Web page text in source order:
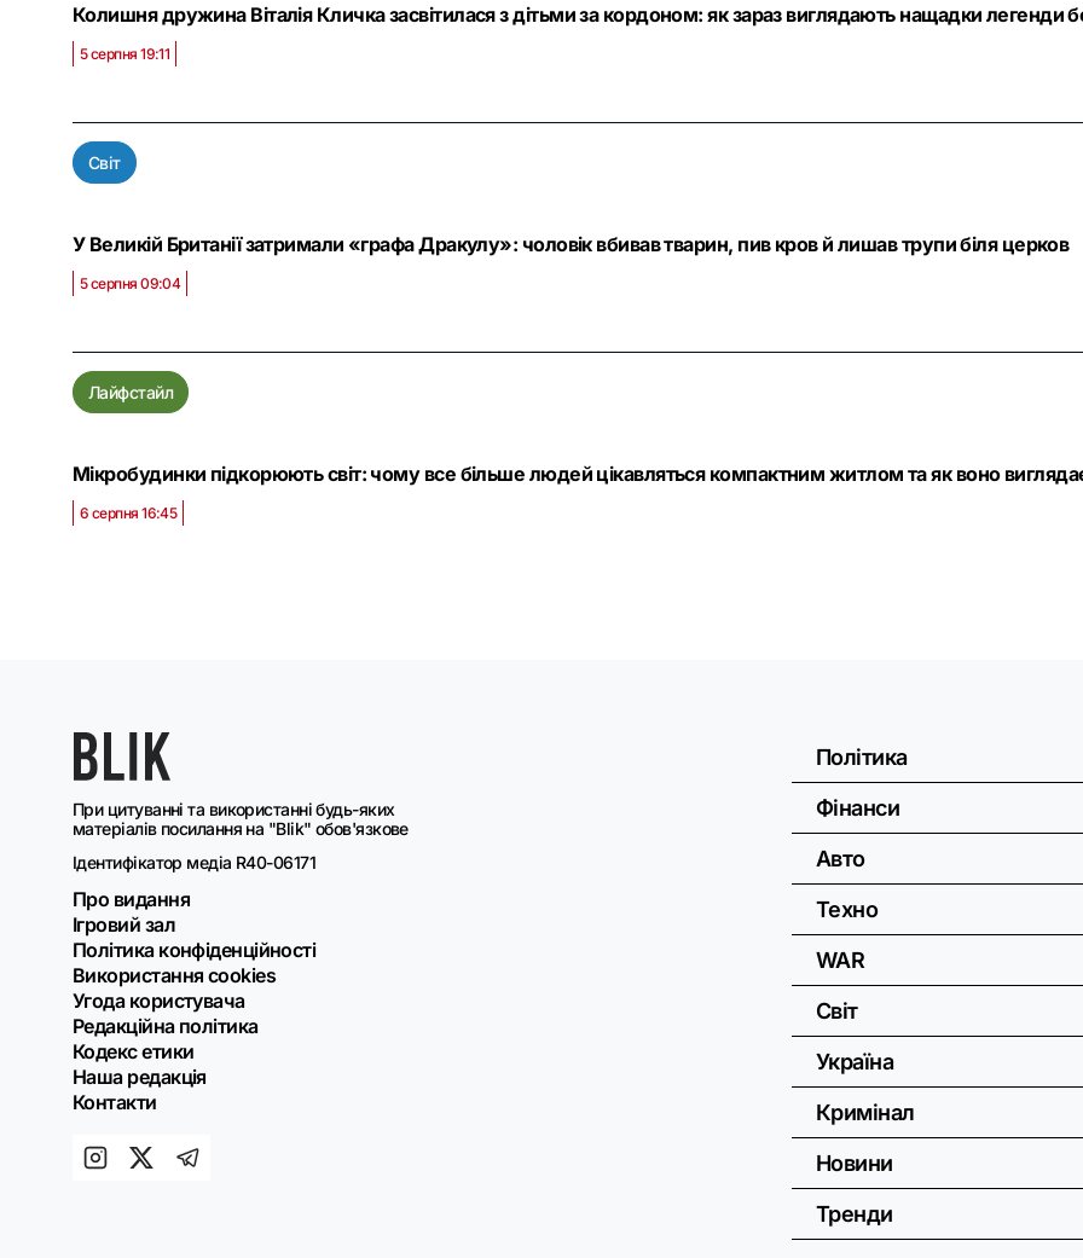
Колишня дружина Віталія Кличка засвітилася з дітьми за кордоном: як зараз виглядають нащадки легенди
5 серпня 19:11
Світ
У Великій Британії затримали «графа Дракулу»: чоловік вбивав тварин, пив кров й лишав трупи біля церков
5 серпня 09:04
Лайфстайл
Мікробудинки підкорюють світ: чому все більше людей цікавляться компактним житлом та як воно
6 серпня 16:45
При цитуванні та використанні будь-яких
матеріалів посилання на "Blik" обов'язкове
Ідентифікатор медіа R40-06171
Про видання
Ігровий зал
Політика конфіденційності
Використання cookies
Угода користувача
Редакційна політика
Кодекс етики
Наша редакція
Контакти
Політика
Фінанси
Авто
Техно
WAR
Світ
Україна
Кримінал
Новини
Тренди